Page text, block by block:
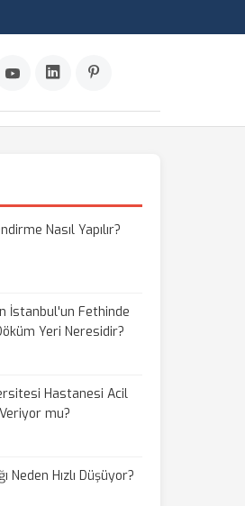
Nasıl Yapılır?
İstanbul'un Fethinde
Yeri Neresidir?
Hastanesi Acil
mu?
Neden Hızlı Düşüyor?